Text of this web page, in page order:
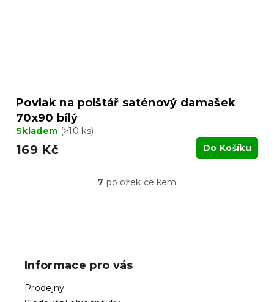
Povlak na polštář saténový damašek
70x90 bílý
Skladem (>10 ks)
169 Kč Do Košíku
O
7 položek celkem
Informace pro vás
Prodejny